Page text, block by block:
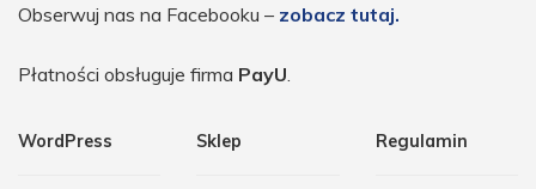
Obserwuj nas na Facebooku – zobacz tutaj.
Płatności obsługuje firma PayU
WordPress Sklep Regulamin